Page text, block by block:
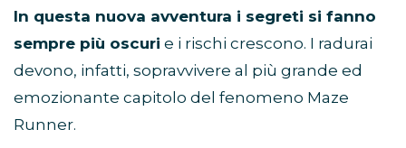
In questa nuova avventura i segreti si fanno
sempre più oscuri e i rischi crescono. I radurai
devono, infatti, sopravvivere al più grande ed
emozionante capitolo del fenomeno Maze
Runner.